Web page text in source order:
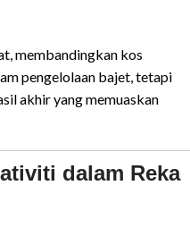
membandingkan kos
pengelolaan bajet, tetapi
akhir yang memuaskan
dalam Reka